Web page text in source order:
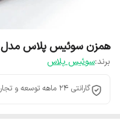
همزن سوئیس پلاس مدل SMB-820S
برند:سوئیس پلاس
گارانتی 24 ماهه توسعه و تجارت رویای نسل پارس